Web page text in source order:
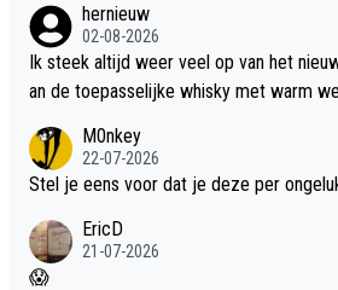
hernieuw
02-08-2026
Ik steek altijd weer veel op van het
an de toepasselijke whisky met warm
M0nkey
22-07-2026
Stel je eens voor dat je deze per
EricD
21-07-2026
😱